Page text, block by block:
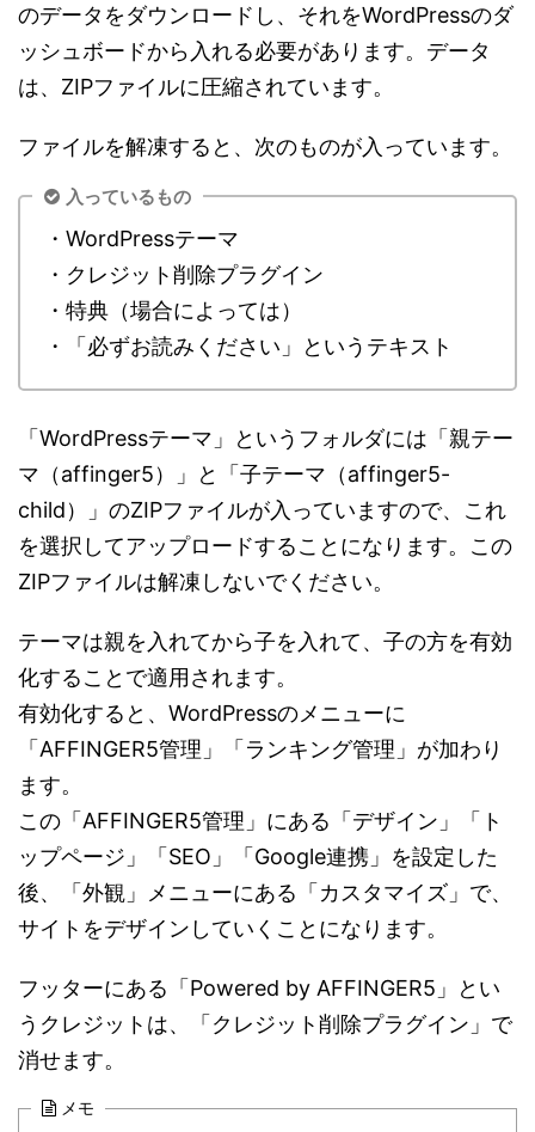
のデータをダウンロードし、それをWordPressのダ
ッシュボードから入れる必要があります。データ
は、ZIPファイルに圧縮されています。
ファイルを解凍すると、次のものが入っています。
入っているもの
・WordPressテーマ
・クレジット削除プラグイン
・特典（場合によっては）
・「必ずお読みください」というテキスト
「WordPressテーマ」というフォルダには「親テー
マ（affinger5）」と「子テーマ（affinger5-
child）」のZIPファイルが入っていますので、これ
を選択してアップロードすることになります。この
ZIPファイルは解凍しないでください。
テーマは親を入れてから子を入れて、子の方を有効
化することで適用されます。
有効化すると、WordPressのメニューに
「AFFINGER5管理」「ランキング管理」が加わり
ます。
この「AFFINGER5管理」にある「デザイン」「ト
ップページ」「SEO」「Google連携」を設定した
後、「外観」メニューにある「カスタマイズ」で、
サイトをデザインしていくことになります。
フッターにある「Powered by AFFINGER5」とい
うクレジットは、「クレジット削除プラグイン」で
消せます。
メモ